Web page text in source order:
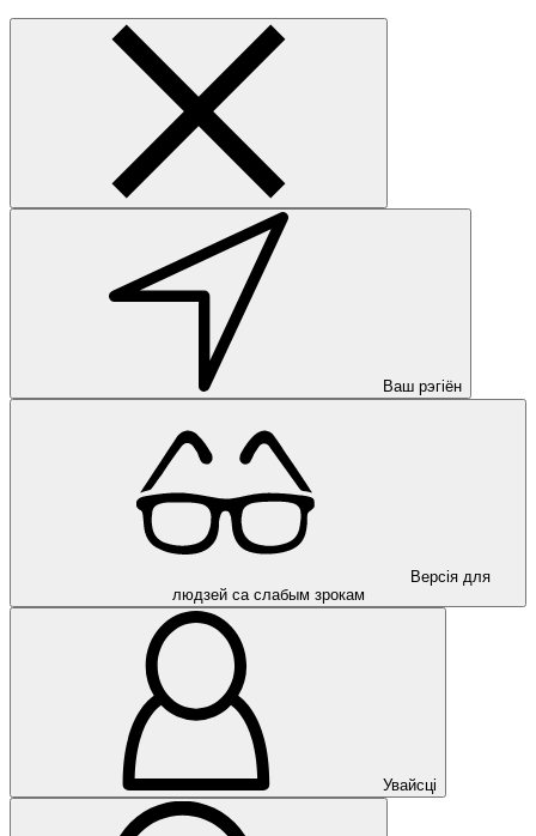
Ваш рэгіён
Версія для
людзей са слабым зрокам
Увайсці